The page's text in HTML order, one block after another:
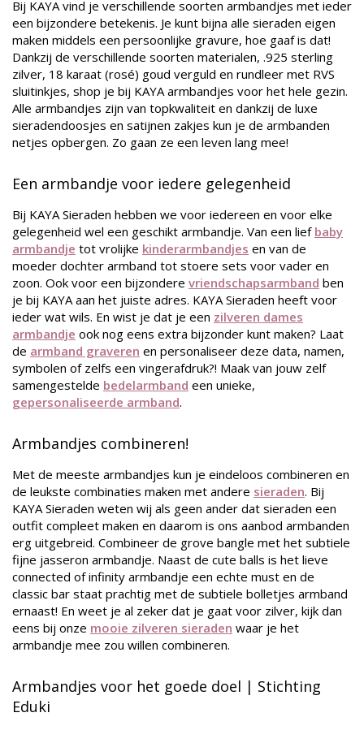
Bij KAYA vind je verschillende soorten armbandjes met ieder
een bijzondere betekenis. Je kunt bijna alle sieraden eigen
maken middels een persoonlijke gravure, hoe gaaf is dat!
Dankzij de verschillende soorten materialen, .925 sterling
zilver, 18 karaat (rosé) goud verguld en rundleer met RVS
sluitinkjes, shop je bij KAYA armbandjes voor het hele gezin.
Alle armbandjes zijn van topkwaliteit en dankzij de luxe
sieradendoosjes en satijnen zakjes kun je de armbanden
netjes opbergen. Zo gaan ze een leven lang mee!
Een armbandje voor iedere gelegenheid
Bij KAYA Sieraden hebben we voor iedereen en voor elke
gelegenheid wel een geschikt armbandje. Van een lief baby
armbandje tot vrolijke kinderarmbandjes en van de
moeder dochter armband tot stoere sets voor vader en
zoon. Ook voor een bijzondere vriendschapsarmband ben
je bij KAYA aan het juiste adres. KAYA Sieraden heeft voor
ieder wat wils. En wist je dat je een zilveren dames
armbandje ook nog eens extra bijzonder kunt maken? Laat
de armband graveren en personaliseer deze data, namen,
symbolen of zelfs een vingerafdruk?! Maak van jouw zelf
samengestelde bedelarmband een unieke,
gepersonaliseerde armband.
Armbandjes combineren!
Met de meeste armbandjes kun je eindeloos combineren en
de leukste combinaties maken met andere sieraden. Bij
KAYA Sieraden weten wij als geen ander dat sieraden een
outfit compleet maken en daarom is ons aanbod armbanden
erg uitgebreid. Combineer de grove bangle met het subtiele
fijne jasseron armbandje. Naast de cute balls is het lieve
connected of infinity armbandje een echte must en de
classic bar staat prachtig met de subtiele bolletjes armband
ernaast! En weet je al zeker dat je gaat voor zilver, kijk dan
eens bij onze mooie zilveren sieraden waar je het
armbandje mee zou willen combineren.
Armbandjes voor het goede doel | Stichting
Eduki